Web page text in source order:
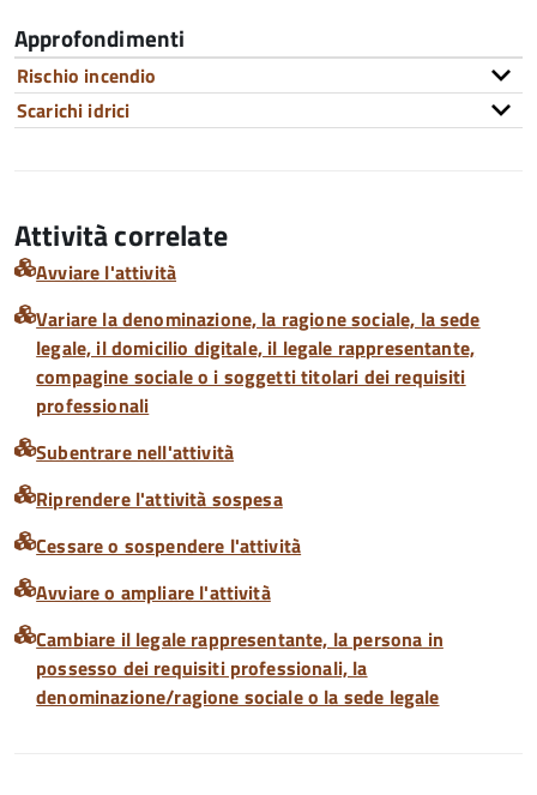
Approfondimenti
Rischio incendio
Scarichi idrici
Attività correlate
Avviare l'attività
Variare la denominazione, la ragione sociale, la sede
legale, il domicilio digitale, il legale rappresentante,
compagine sociale o i soggetti titolari dei requisiti
professionali
Subentrare nell'attività
Riprendere l'attività sospesa
Cessare o sospendere l'attività
Avviare o ampliare l'attività
Cambiare il legale rappresentante, la persona in
possesso dei requisiti professionali, la
denominazione/ragione sociale o la sede legale